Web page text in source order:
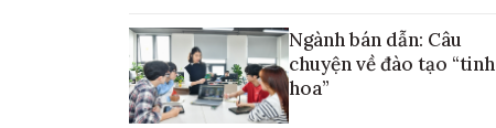
Ngành bán dẫn: Câu
chuyện về đào tạo “tinh
hoa”